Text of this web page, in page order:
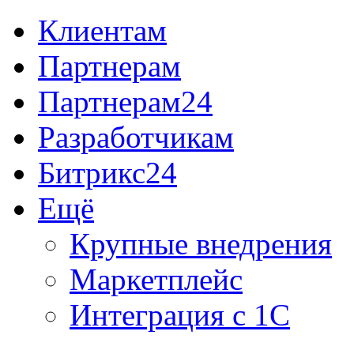
Клиентам
Партнерам
Партнерам24
Разработчикам
Битрикс24
Ещё
Крупные внедрения
Маркетплейс
Интеграция с 1С